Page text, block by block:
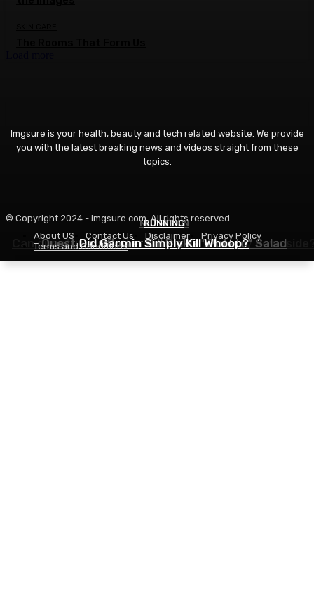
IT
Can quantum take the load off AI’s energy
NUTRITION
Quest Cauliflower Dill Pickle “Potato” Salad
RUNNING
Did Garmin Simply Kill Whoop?
Imgsure is your health, beauty and tech related website. We provide
you with the latest breaking news and videos straight from these
topics.
© Copyright 2024 - imgsure.com. All rights reserved.
About US
Contact Us Disclaimer
Privacy Policy
Terms and Conditions